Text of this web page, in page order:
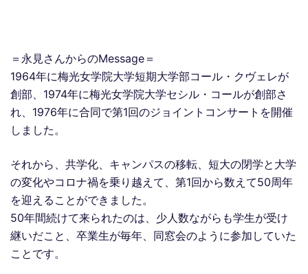
＝永見さんからのMessage＝
1964年に梅光女学院大学短期大学部コール・クヴェレが
創部、1974年に梅光女学院大学セシル・コールが創部さ
れ、1976年に合同で第1回のジョイントコンサートを開催
しました。
それから、共学化、キャンパスの移転、短大の閉学と大学
の変化やコロナ禍を乗り越えて、第1回から数えて50周年
を迎えることができました。
50年間続けて来られたのは、少人数ながらも学生が受け
継いだこと、卒業生が毎年、同窓会のように参加していた
ことです。